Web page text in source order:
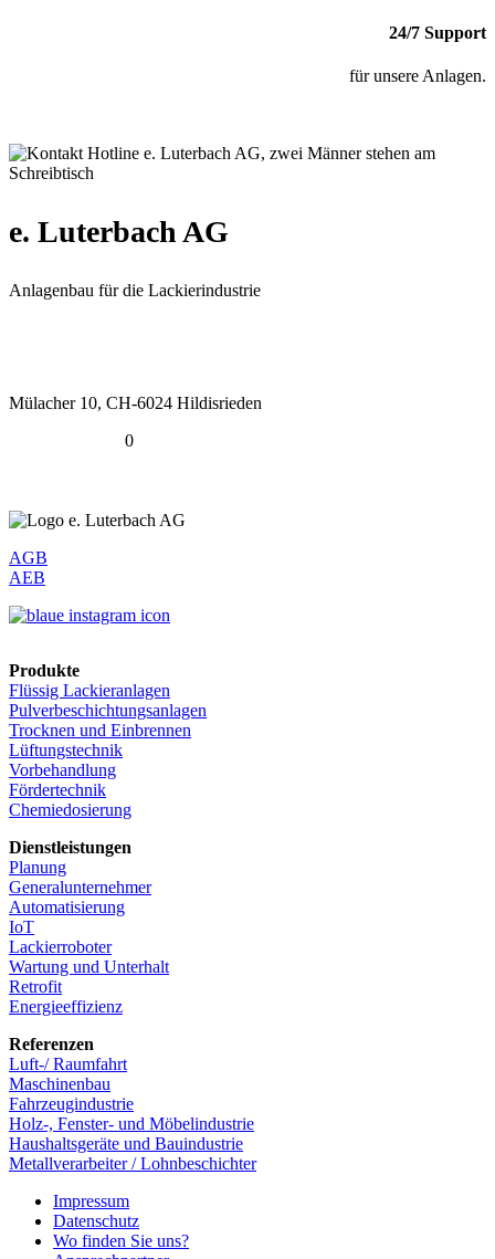
24/7 Support
für unsere Anlagen.
e. Luterbach AG
Anlagenbau für die Lackierindustrie
Mülacher 10, CH-6024 Hildisrieden
0
AGB
AEB
Produkte
Flüssig Lackieranlagen
Pulverbeschichtungs­anlagen
Trocknen und Einbrennen
Lüftungstechnik
Vorbehandlung
Fördertechnik
Chemiedosierung
Dienstleistungen
Planung
Generalunternehmer
Automatisierung
IoT
Lackierroboter
Wartung und Unterhalt
Retrofit
Energieeffizienz
Referenzen
Luft-/ Raumfahrt
Maschinenbau
Fahrzeugindustrie
Holz-, Fenster- und Möbelindustrie
Haushaltsgeräte und Bauindustrie
Metallverarbeiter / Lohnbeschichter
Impressum
Datenschutz
Wo finden Sie uns?